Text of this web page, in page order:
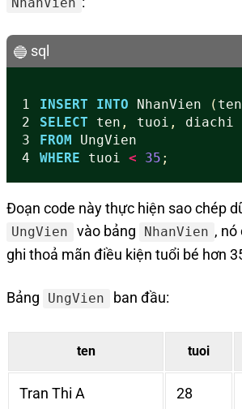
sql
1
2
3
4
INSERT INTO NhanVien ( ten
SELECT
ten , tuoi ,
diachi
FROM
UngVien
WHERE
tuoi < 35 ;
Đoạn code này thực hiện sao chép
UngVien vào bảng NhanVien , nó
ghi thoả mãn điều kiện tuổi bé hơn
Bảng UngVien ban đầu:
ten tuoi
Tran Thi A 28